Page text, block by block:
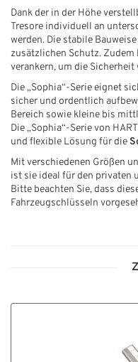
Dank der in der Höhe
Tresore individuell an
werden. Die stabile
zusätzlichen Schutz. Zudem
verankern, um die Sicherheit
Die „Sophia“-Serie eignet
sicher und ordentlich
Bereich sowie kleine bis
Die „Sophia“-Serie von
und flexible Lösung für die
Mit verschiedenen Größen
ist sie ideal für den privaten
Bitte beachten Sie, dass
Fahrzeugschlüsseln